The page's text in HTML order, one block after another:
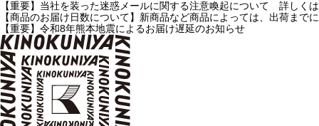
【重要】当社を装った迷惑メールに関する注意喚起について 詳しく
【商品のお届け日数について】新商品など商品によっては、出荷ま
【重要】令和8年熊本地震によるお届け遅延のお知らせ